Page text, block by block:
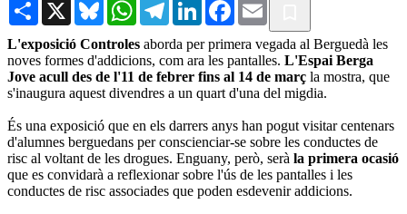
L'exposició Controles aborda per primera vegada al Berguedà les
noves formes d'addicions, com ara les pantalles. L'Espai Berga
Jove acull des de l'11 de febrer fins al 14 de març la mostra, que
s'inaugura aquest divendres a un quart d'una del migdia.
És una exposició que en els darrers anys han pogut visitar centenars
d'alumnes berguedans per conscienciar-se sobre les conductes de
risc al voltant de les drogues. Enguany, però, serà la primera ocasió
que es convidarà a reflexionar sobre l'ús de les pantalles i les
conductes de risc associades que poden esdevenir addicions.